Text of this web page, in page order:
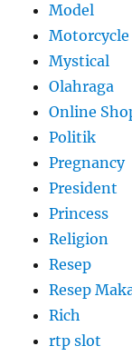
Model
Motorcycle
Mystical
Olahraga
Online
Politik
Pregnancy
President
Princess
Religion
Resep
Resep
Rich
rtp slot